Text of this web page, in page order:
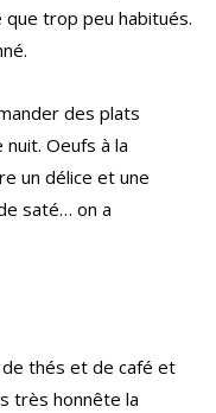
que trop peu habitués.
des plats
Oeufs à la
un délice et une
saté… on a
thés et de café et
très honnête la